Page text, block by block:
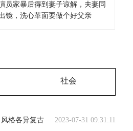
员家暴后得到妻子谅解，夫妻同
镜，洗心革面要做个好父亲
社会
2023-07-31 09:31:11
格各异复古